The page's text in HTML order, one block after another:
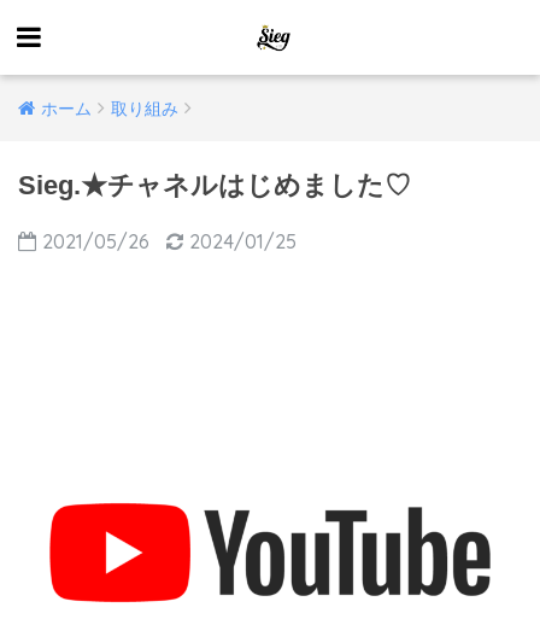
ホーム 取り組み
Sieg.★チャネルはじめました♡
2021/05/26 2024/01/25